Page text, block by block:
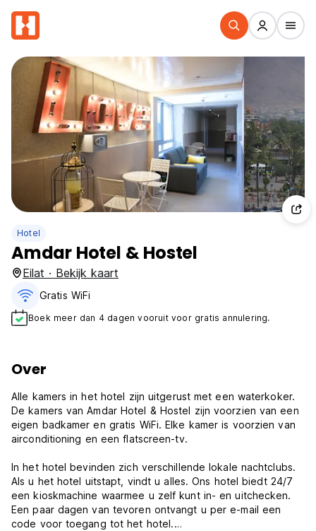
Hotel
Amdar Hotel & Hostel
Eilat · Bekijk kaart
Gratis WiFi
Boek meer dan 4 dagen vooruit voor gratis annulering.
Over
Alle kamers in het hotel zijn uitgerust met een waterkoker.
De kamers van Amdar Hotel & Hostel zijn voorzien van een
eigen badkamer en gratis WiFi. Elke kamer is voorzien van
airconditioning en een flatscreen-tv.
In het hotel bevinden zich verschillende lokale nachtclubs.
Als u het hotel uitstapt, vindt u alles. Ons hotel biedt 24/7
een kioskmachine waarmee u zelf kunt in- en uitchecken.
Een paar dagen van tevoren ontvangt u per e-mail een
code voor toegang tot het hotel.